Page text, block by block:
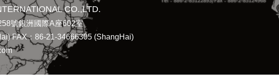
CO.,LTD.
號銀洲國際A座602室
FAX：86-21-34666305 (ShangHai)